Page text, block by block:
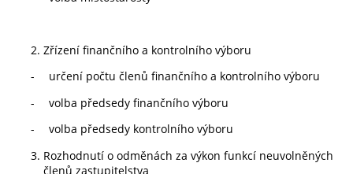
Zřízení finančního a kontrolního výboru
-
určení počtu členů finančního a kontrolního výboru
-
volba předsedy finančního výboru
-
volba předsedy kontrolního výboru
Rozhodnutí o odměnách za výkon funkcí neuvolněných
členů zastupitelstva